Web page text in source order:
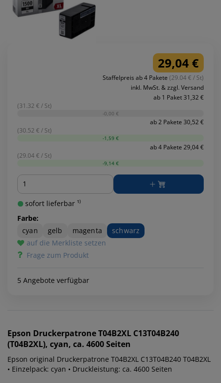
29,04 €
Staffelpreis ab 4 Pakete (29.04 € / St)
inkl. MwSt. & zzgl. Versand
ab 1 Paket 31,32 €
(31.32 € / St)
-0,00 €
ab 2 Pakete 30,52 €
(30.52 € / St)
-1,59 €
ab 4 Pakete 29,04 €
(29.04 € / St)
-9,14 €
Menge
sofort lieferbar ¹⁾
Farbe:
cyan
gelb magenta
schwarz
auf die Merkliste setzen
Frage zum Produkt
5 Angebote verfügbar
Epson Druckerpatrone T04B2XL C13T04B240
(T04B2XL), cyan, ca. 4600 Seiten
Epson original Druckerpatrone T04B2XL C13T04B240 T04B2XL
• Einzelpack: cyan • Druckleistung: ca. 4600 Seiten